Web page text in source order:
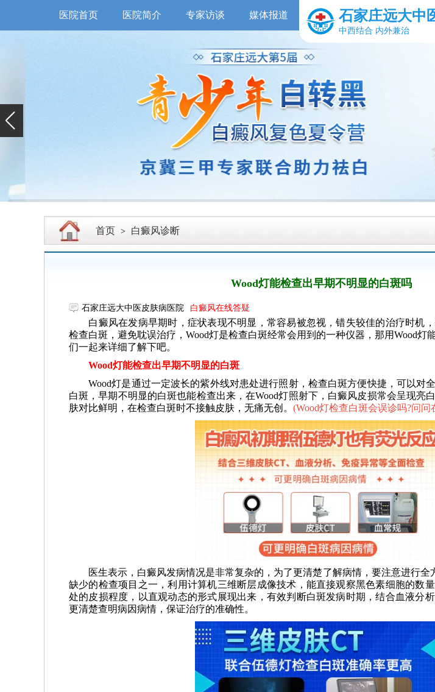
医院首页 医院简介 专家访谈 媒体报道 石家庄远大中
中西结合 内外兼治
首页 > 白癜风诊断
Wood灯能检查出早期不明显的白斑吗
石家庄远大中医皮肤病医院 白癜风在线答疑
白癜风在发病早期时，症状表现不明显，常容易被忽视，错失较佳的治疗时机
检查白斑，避免耽误治疗，Wood灯是检查白斑经常会用到的一种仪器，那用Wood灯
们一起来详细了解下吧。
Wood灯能检查出早期不明显的白斑
Wood灯是通过一定波长的紫外线对患处进行照射，检查白斑方便快捷，可以对
白斑，早期不明显的白斑也能检查出来，在Wood灯照射下，白癜风皮损常会呈现亮
肤对比鲜明，在检查白斑时不接触皮肤，无痛无创。 (Wood灯检查白斑会误诊吗?问问
医生表示，白癜风发病情况是非常复杂的，为了更清楚了解病情，要注意进行全
缺少的检查项目之一，利用计算机三维断层成像技术，能直接观察黑色素细胞的数
处的皮损程度，以直观动态的形式展现出来，有效判断白斑发病时期，结合血液分
更清楚查明病因病情，保证治疗的准确性。